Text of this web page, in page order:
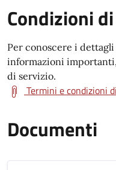
Condizioni
Per conoscere i
informazioni
di servizio.
Termini e condizioni
Documenti